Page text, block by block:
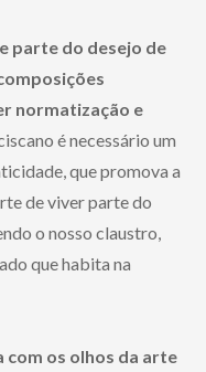
parte do desejo de
normatização e
é necessário um
que promova a
de viver parte do
o nosso claustro,
que habita na
com os olhos da arte